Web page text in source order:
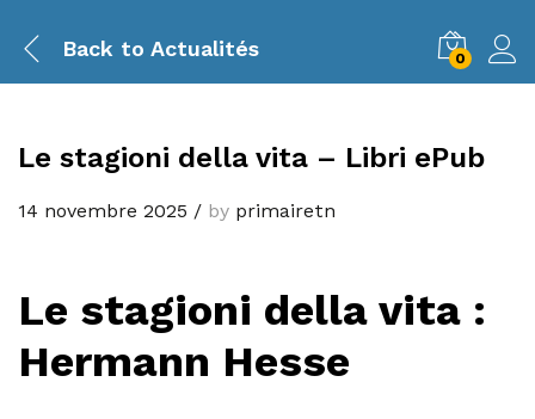
Back to Actualités 0
Le stagioni della vita – Libri ePub
14 novembre 2025 / by primairetn
Le stagioni della vita :
Hermann Hesse